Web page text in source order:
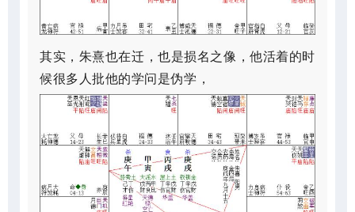
其实，朱熹也在迁，也是损名之像，他活着的时
候很多人批他的学问是伪学，